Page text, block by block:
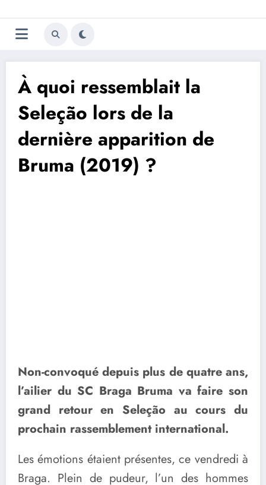
au
contenu
Trivela
L'actualité du football
À quoi ressemblait la
Seleção lors de la
dernière apparition de
Bruma (2019) ?
Non-convoqué depuis plus de quatre ans,
l’ailier du SC Braga Bruma va faire son
grand retour en Seleção au cours du
prochain rassemblement international.
Les émotions étaient présentes, ce vendredi à
Braga. Plein de pudeur, l’un des hommes